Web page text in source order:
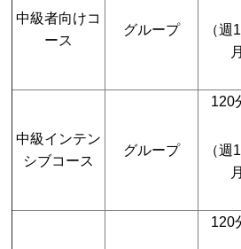
中級者向けコ
ース
グループ
（週
中級インテン
シブコース
グループ
120
（週
120